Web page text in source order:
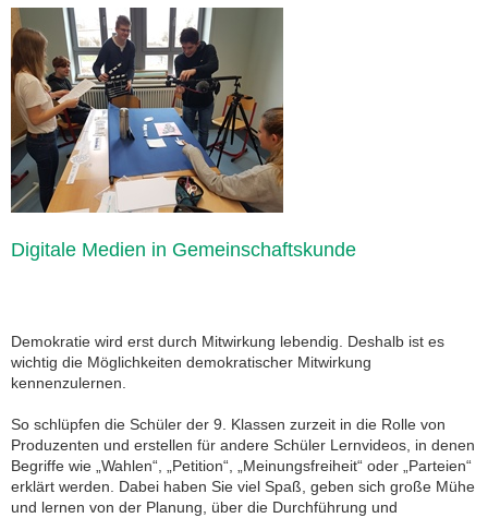
Digitale Medien in Gemeinschaftskunde
Demokratie wird erst durch Mitwirkung lebendig. Deshalb ist es
wichtig die Möglichkeiten demokratischer Mitwirkung
kennenzulernen.
So schlüpfen die Schüler der 9. Klassen zurzeit in die Rolle von
Produzenten und erstellen für andere Schüler Lernvideos, in denen
Begriffe wie „Wahlen“, „Petition“, „Meinungsfreiheit“ oder „Parteien“
erklärt werden. Dabei haben Sie viel Spaß, geben sich große Mühe
und lernen von der Planung, über die Durchführung und